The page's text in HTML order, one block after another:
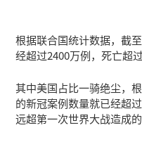
根据联合国统计数据，截
经超过2400万例，死亡超过
其中美国占比一骑绝尘，
的新冠案例数量就已经超
远超第一次世界大战造成